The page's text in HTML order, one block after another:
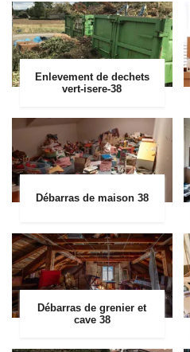
Enlevement de dechets
vert-isere-38
Débarras de maison 38
Débarras de grenier et
cave 38